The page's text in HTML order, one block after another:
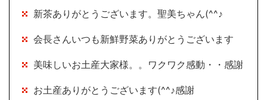
新茶ありがとうございます。聖美ちゃん(^^♪
会長さんいつも新鮮野菜ありがとうございます
美味しいお土産大家様。。ワクワク感動・・感謝
お土産ありがとうございます(^^♪感謝